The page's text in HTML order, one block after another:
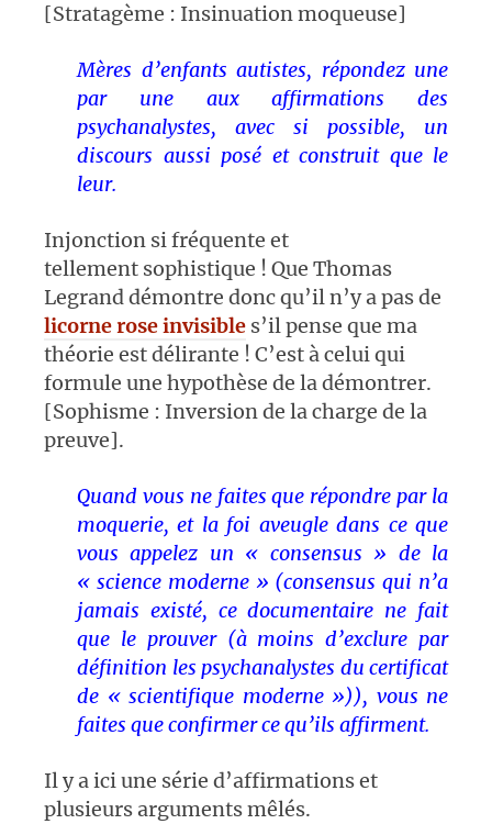
[Stratagème : Insinuation moqueuse]
Mères d’enfants autistes, répondez une
par une aux affirmations des
psychanalystes, avec si possible, un
discours aussi posé et construit que le
leur.
Injonction si fréquente et
tellement sophistique ! Que Thomas
Legrand démontre donc qu’il n’y a pas de
licorne rose invisible s’il pense que ma
théorie est délirante ! C’est à celui qui
formule une hypothèse de la démontrer.
[Sophisme : Inversion de la charge de la
preuve].
Quand vous ne faites que répondre par la
moquerie, et la foi aveugle dans ce que
vous appelez un « consensus » de la
« science moderne » (consensus qui n’a
jamais existé, ce documentaire ne fait
que le prouver (à moins d’exclure par
définition les psychanalystes du certificat
de « scientifique moderne »)), vous ne
faites que confirmer ce qu’ils affirment.
Il y a ici une série d’affirmations et
plusieurs arguments mêlés.